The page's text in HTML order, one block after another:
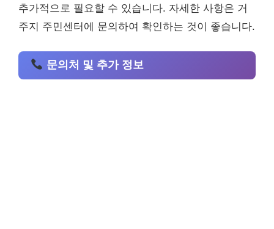
추가적으로 필요할 수 있습니다. 자세한 사항은 거
주지 주민센터에 문의하여 확인하는 것이 좋습니다.
문의처 및 추가 정보